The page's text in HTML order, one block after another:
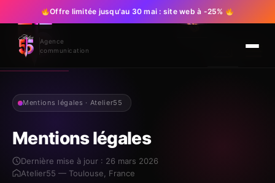
Offre limitée jusqu'au 30 mai : site web à -25%
Agence
communication
Mentions légales · Atelier55
Mentions légales
Dernière mise à jour : 26 mars 2026
Atelier55 — Toulouse, France